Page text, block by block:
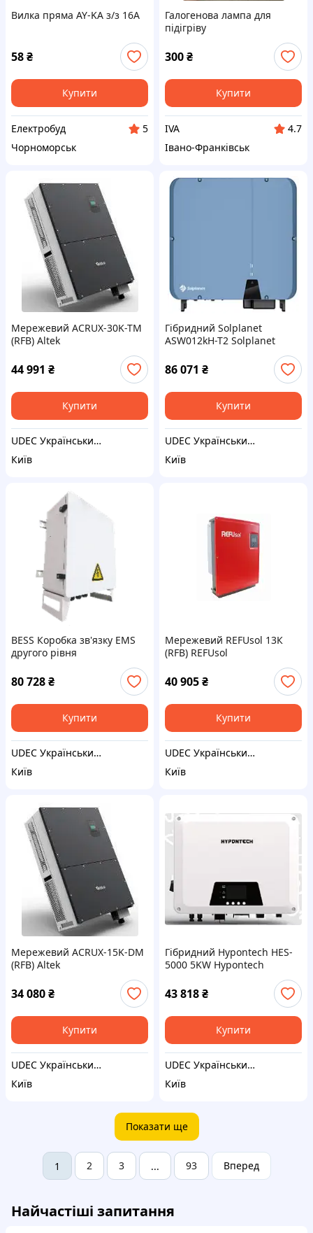
Вилка пряма AY-KA з/з 16А
58₴
Купити
Електробуд
5
Чорноморськ
Галогенова лампа для
підігріву
300₴
Купити
IVA
4.7
Івано-Франківськ
Мережевий ACRUX-30K-TM
(RFB) Altek
44 991 ₴
Купити
UDEC Український децентралізований енергетичний центр . СЕС Проєктування, монтаж, сервіс "під ключ"
Київ
Гібридний Solplanet
ASW012kH-T2 Solplanet
86 071 ₴
Купити
UDEC Український децентралізований енергетичний центр . СЕС Проєктування, монтаж, сервіс "під ключ"
Київ
BESS Коробка зв'язку EMS
другого рівня
80 728₴
Купити
UDEC Український децентралізований енергетичний центр . СЕС Проєктування, монтаж, сервіс "під ключ"
Київ
Мережевий REFUsol 13К
(RFB) REFUsol
40 905₴
Купити
UDEC Український децентралізований енергетичний центр . СЕС Проєктування, монтаж, сервіс "під ключ"
Київ
Мережевий ACRUX-15K-DM
(RFB) Altek
34 080₴
Купити
UDEC Український децентралізований енергетичний центр . СЕС Проєктування, монтаж, сервіс "під ключ"
Київ
Гібридний Hypontech HES-
5000 5KW Hypontech
43 818₴
Купити
UDEC Український децентралізований енергетичний центр . СЕС Проєктування, монтаж, сервіс "під ключ"
Київ
Показати ще
1 2 3 ... 93 Вперед
Найчастіші запитання